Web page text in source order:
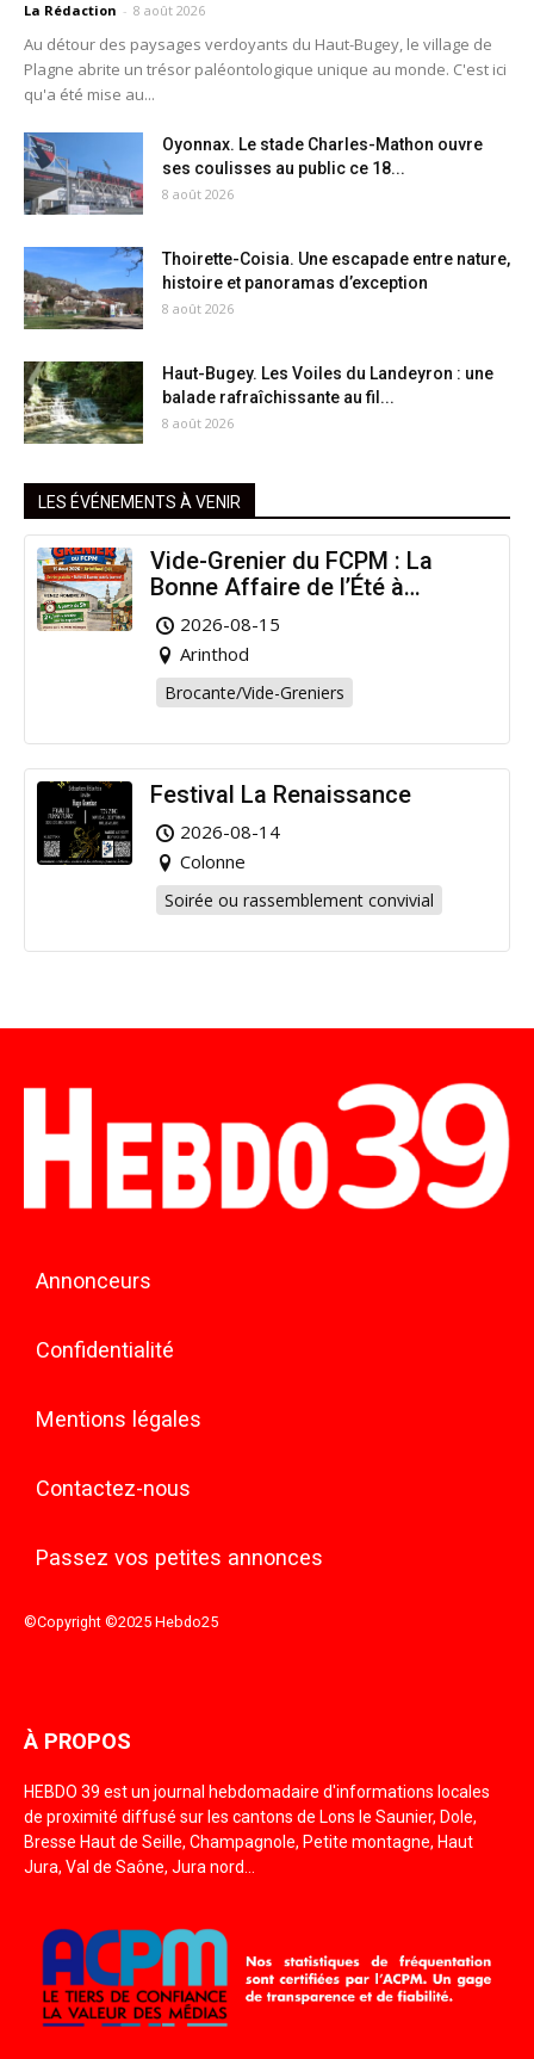
La Rédaction - 8 août 2026
Au détour des paysages verdoyants du Haut-Bugey, le village de
Plagne abrite un trésor paléontologique unique au monde. C'est ici
qu'a été mise au...
Oyonnax. Le stade Charles-Mathon ouvre
ses coulisses au public ce 18...
8 août 2026
Thoirette-Coisia. Une escapade entre nature,
histoire et panoramas d’exception
8 août 2026
Haut-Bugey. Les Voiles du Landeyron : une
balade rafraîchissante au fil...
8 août 2026
LES ÉVÉNEMENTS À VENIR
Vide-Grenier du FCPM : La
Bonne Affaire de l’Été à
Arinthod !
2026-08-15
Arinthod
Brocante/Vide-Greniers
Festival La Renaissance
2026-08-14
Colonne
Soirée ou rassemblement convivial